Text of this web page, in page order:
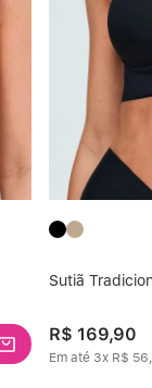
Sutiã
R$ 169,90
Em até 3x R$ 56,